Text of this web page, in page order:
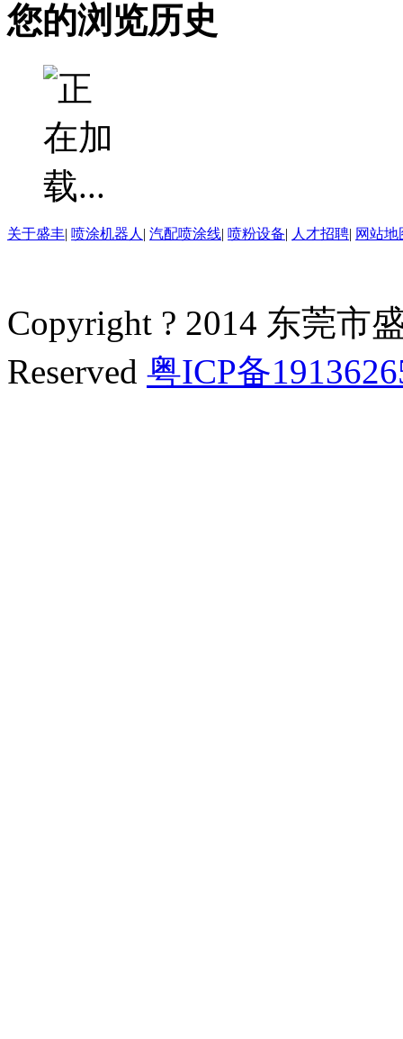
您的浏览历史
关于盛丰| 喷涂机器人 | 汽配喷涂线| 喷粉设备| 人才招聘| 网站地
Copyright ? 2014 东莞市
Reserved 粤ICP备